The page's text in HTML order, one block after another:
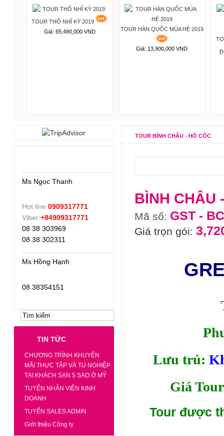
TOUR THỔ NHĨ KỲ 2019
Giá: 65,490,000 VND
TOUR HÀN QUỐC MÙA HÈ 2019
Giá: 13,900,000 VND
Ms Ngọc Thanh
Hot line 0909317771
Viber:+84909317771
08 38 303969
08 38 302311
Ms Hồng Hạnh
08 38354151
TIN TỨC
CHƯƠNG TRÌNH KHUYẾN
MÃI THỰC TẬP VÀ TU NGHIỆP
TẠI KHÁCH SẠN 5 SAO Ở MỸ
TUYỂN NHÂN VIÊN KINH
DOANH
TUYỂN SALES ADMIN
Giới thiệu Công ty
TOUR BÌNH CHÂU - HỒ CỐC
BÌNH CHÂU
Mã số: GST -
Giá trọn gói:
Lưu trú:
Giá
Tour được